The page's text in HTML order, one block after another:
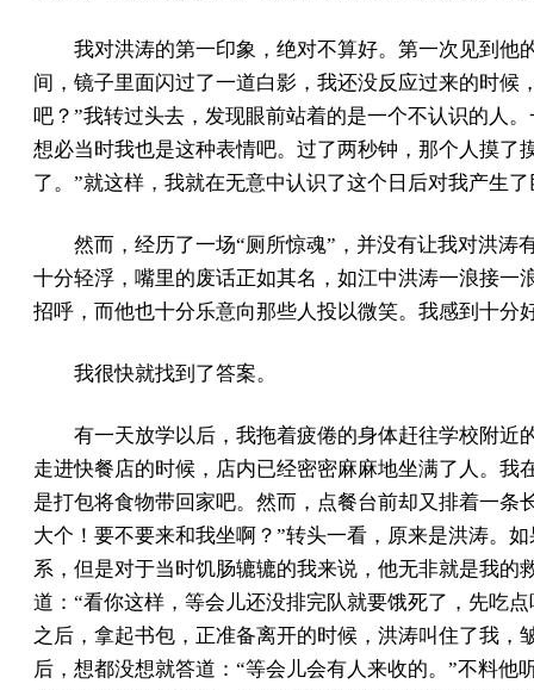
我对洪涛的第一印象，绝对不算好。第一次见到他
间，镜子里面闪过了一道白影，我还没反应过来的时
吧？”我转过头去，发现眼前站着的是一个不认识的人
想必当时我也是这种表情吧。过了两秒钟，那个人摸
了。”就这样，我就在无意中认识了这个日后对我产生
然而，经历了一场“厕所惊魂”，并没有让我对洪
十分轻浮，嘴里的废话正如其名，如江中洪涛一浪接
招呼，而他也十分乐意向那些人投以微笑。我感到十
我很快就找到了答案。
有一天放学以后，我拖着疲倦的身体赶往学校附近
走进快餐店的时候，店内已经密密麻麻地坐满了人。
是打包将食物带回家吧。然而，点餐台前却又排着一
大个！要不要来和我坐啊？”转头一看，原来是洪涛。
系，但是对于当时饥肠辘辘的我来说，他无非就是我
道：“看你这样，等会儿还没排完队就要饿死了，先吃
之后，拿起书包，正准备离开的时候，洪涛叫住了我
后，想都没想就答道：“等会儿会有人来收的。”不料